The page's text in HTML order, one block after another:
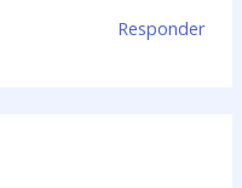
Responder